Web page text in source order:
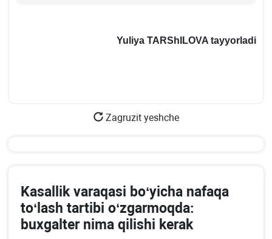
Yuliya TARShILOVA tayyorladi
Zagruzit yeshche
Kasallik varaqasi boʻyicha nafaqa
toʻlash tartibi oʻzgarmoqda:
buхgalter nima qilishi kerak